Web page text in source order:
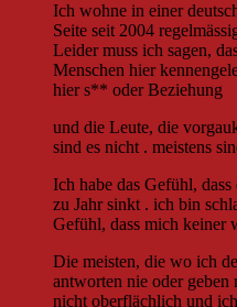
Ich wohne in einer
Seite seit 2004
Leider muss ich sagen,
Menschen hier
hier s** oder Beziehung
und die Leute, die
sind es nicht . meistens
Ich habe das Gefühl,
zu Jahr sinkt . ich bin
Gefühl, dass mich keiner
Die meisten, die wo ich
antworten nie oder
nicht oberflächlich und